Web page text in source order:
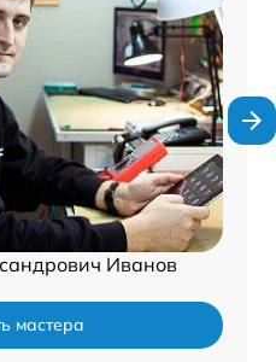
Иванов
мастера